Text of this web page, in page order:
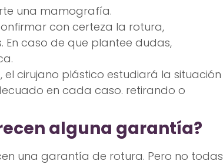
una mamografía.
con certeza la rotura,
caso de que plantee dudas,
cirujano plástico estudiará la situación
en cada caso. retirando o
alguna garantía?
una garantía de rotura. Pero no todas